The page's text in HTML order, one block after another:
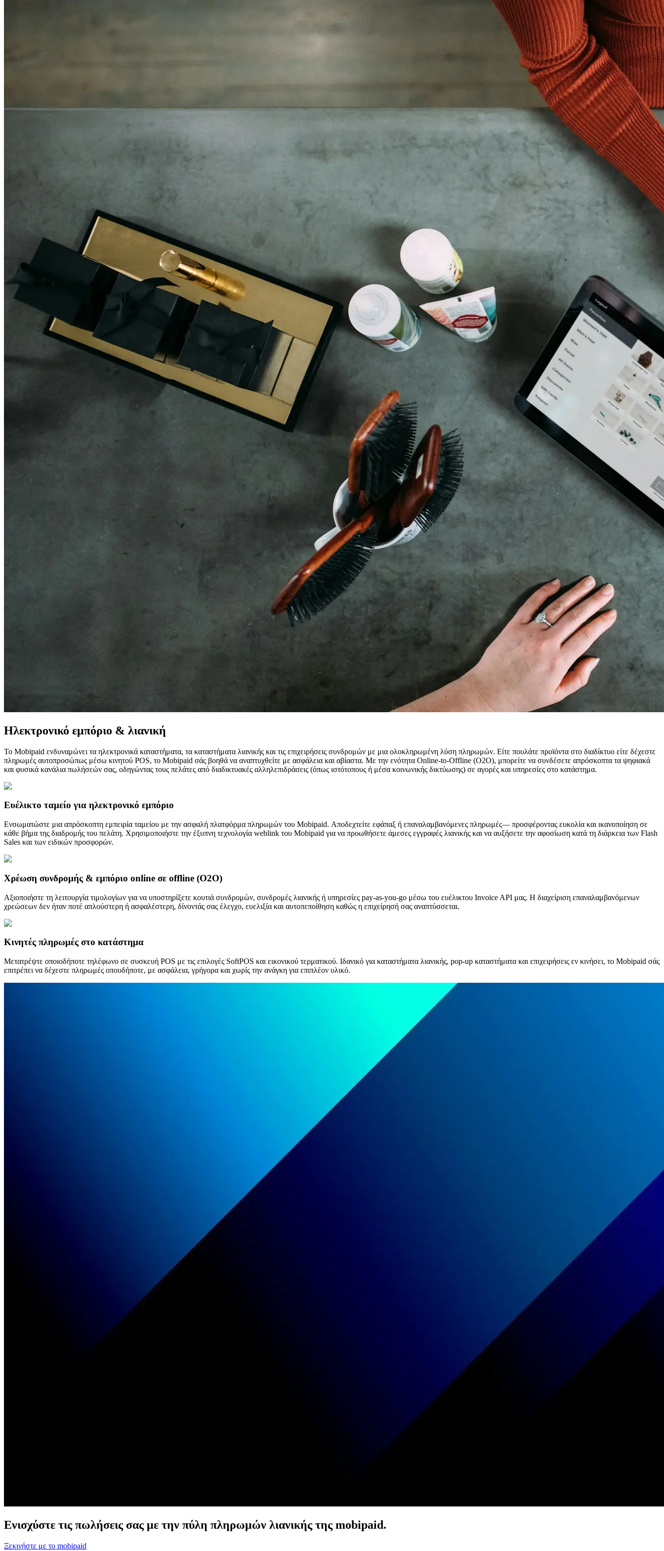
Ηλεκτρονικό εμπόριο & λιανική
Το Mobipaid ενδυναμώνει τα ηλεκτρονικά καταστήματα, τα καταστήματα λιανικής και τις επιχειρήσεις συνδρομών με μια ολοκληρωμένη λύση πληρωμών. Είτε πουλάτε προϊόντα στο διαδίκτυο είτε δέχεστε
πληρωμές αυτοπροσώπως μέσω κινητού POS, το Mobipaid σάς βοηθά να αναπτυχθείτε με ασφάλεια και αβίαστα. Με την ενότητα Online-to-Offline (O2O), μπορείτε να συνδέσετε απρόσκοπτα τα ψηφιακά
και φυσικά κανάλια πωλήσεών σας, οδηγώντας τους πελάτες από διαδικτυακές αλληλεπιδράσεις (όπως ιστότοπους ή μέσα κοινωνικής δικτύωσης) σε αγορές και υπηρεσίες στο κατάστημα.
Ευέλικτο ταμείο για ηλεκτρονικό εμπόριο
Ενσωματώστε μια απρόσκοπτη εμπειρία ταμείου με την ασφαλή πλατφόρμα πληρωμών του Mobipaid. Αποδεχτείτε εφάπαξ ή επαναλαμβανόμενες πληρωμές— προσφέροντας ευκολία και ικανοποίηση σε
κάθε βήμα της διαδρομής του πελάτη. Χρησιμοποιήστε την έξυπνη τεχνολογία weblink του Mobipaid για να προωθήσετε άμεσες εγγραφές λιανικής και να αυξήσετε την αφοσίωση κατά τη διάρκεια των Flash
Sales και των ειδικών προσφορών.
Χρέωση συνδρομής & εμπόριο online σε offline (O2O)
Αξιοποιήστε τη λειτουργία τιμολογίων για να υποστηρίξετε κουτιά συνδρομών, συνδρομές λιανικής ή υπηρεσίες pay-as-you-go μέσω του ευέλικτου Invoice API μας. Η διαχείριση επαναλαμβανόμενων
χρεώσεων δεν ήταν ποτέ απλούστερη ή ασφαλέστερη, δίνοντάς σας έλεγχο, ευελιξία και αυτοπεποίθηση καθώς η επιχείρησή σας αναπτύσσεται.
Κινητές πληρωμές στο κατάστημα
Μετατρέψτε οποιοδήποτε τηλέφωνο σε συσκευή POS με τις επιλογές SoftPOS και εικονικού τερματικού. Ιδανικό για καταστήματα λιανικής, pop-up καταστήματα και επιχειρήσεις εν κινήσει, το Mobipaid σάς
επιτρέπει να δέχεστε πληρωμές οπουδήποτε, με ασφάλεια, γρήγορα και χωρίς την ανάγκη για επιπλέον υλικό.
Ενισχύστε τις πωλήσεις σας με την πύλη πληρωμών λιανικής της mobipaid.
Ξεκινήστε με το mobipaid